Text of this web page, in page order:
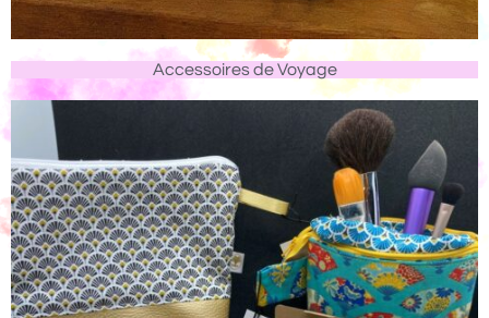
Accessoires de Voyage